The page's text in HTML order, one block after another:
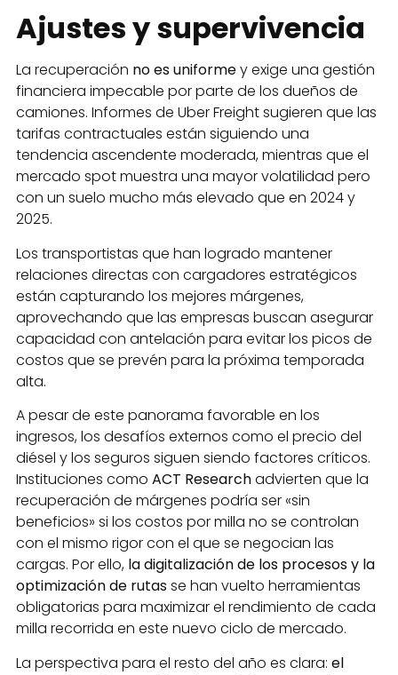
Ajustes y supervivencia
La recuperación no es uniformey exige una gestión
financiera impecable por parte de los dueños de
camiones. Informes de Uber Freight sugieren que las
tarifas contractuales están siguiendo una
tendencia ascendente moderada, mientras que el
mercado spot muestra una mayor volatilidad pero
con un suelo mucho más elevado que en 2024 y
2025.
Los transportistas que han logrado mantener
relaciones directas con cargadores estratégicos
están capturando los mejores márgenes,
aprovechando que las empresas buscan asegurar
capacidad con antelación para evitar los picos de
costos que se prevén para la próxima temporada
alta.
A pesar de este panorama favorable en los
ingresos, los desafíos externos como el precio del
diésel y los seguros siguen siendo factores críticos.
Instituciones como ACT Researchadvierten que la
recuperación de márgenes podría ser «sin
beneficios» si los costos por milla no se controlan
con el mismo rigor con el que se negocian las
cargas. Por ello, la digitalización de los procesos y la
optimización de rutasse han vuelto herramientas
obligatorias para maximizar el rendimiento de cada
milla recorrida en este nuevo ciclo de mercado.
La perspectiva para el resto del año es clara: el